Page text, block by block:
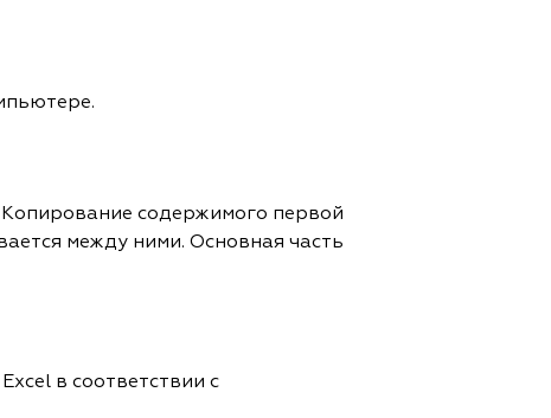
Копирование содержимого первой
между ними. Основная часть
в соответствии с